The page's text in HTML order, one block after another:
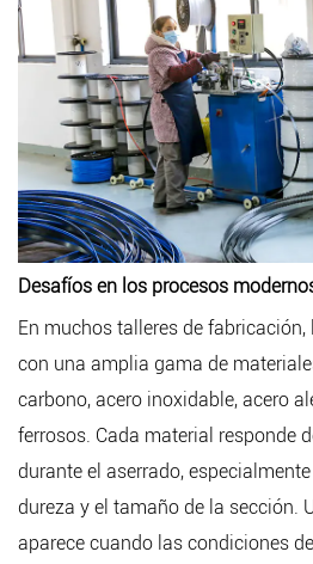
Desafíos en los procesos
En muchos talleres de
con una amplia gama de
carbono, acero inoxidable, acero
ferrosos. Cada material responde
durante el aserrado,
dureza y el tamaño de la sección.
aparece cuando las condiciones